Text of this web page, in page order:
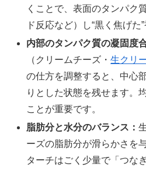
くことで、表面のタンパク
ド反応など）し“黒く焦げた
内部のタンパク質の凝固度
（クリームチーズ・生クリ
の仕方を調整すると、中心
りとした状態を残せます。
ことが重要です。
脂肪分と水分のバランス：
ーズの脂肪分が滑らかさを
ターチはごく少量で「つな